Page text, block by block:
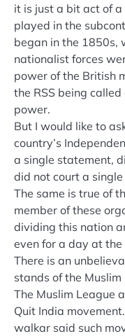
it is just a bit act of
played in the
began in the 1850s,
nationalist forces
power of the British
the RSS being
power.
But I would like to
country’s
a single statement,
did not court a
The same is true of
member of these
dividing this nation
even for a day at
There is an
stands of the Muslim
The Muslim League
Quit India
walkar said such